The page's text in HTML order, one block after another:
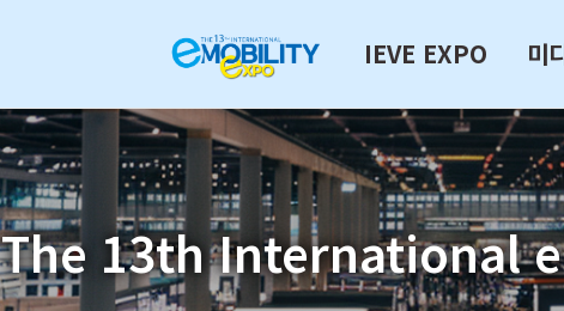
IEVE EXPO 미
The 13th International